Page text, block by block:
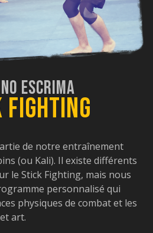
Escrima
de notre entraînement
(ou Kali). Il existe différents
le Stick Fighting, mais nous
personnalisé qui
physiques de combat et les
art.